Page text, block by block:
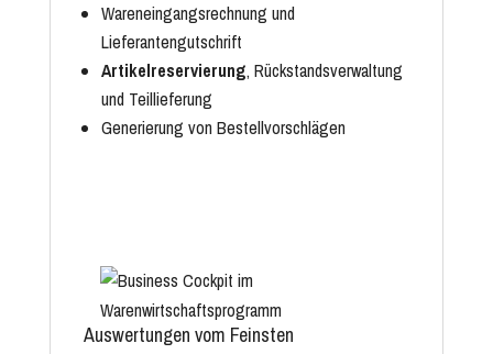
Wareneingangsrechnung und
Lieferantengutschrift
Artikelreservierung, Rückstandsverwaltung
und Teillieferung
Generierung von Bestellvorschlägen
Auswertungen vom Feinsten